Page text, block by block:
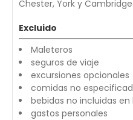
Chester, York y
Excluido
Maleteros
seguros de viaje
excursiones opcionales
comidas no
bebidas no incluidas
gastos personales